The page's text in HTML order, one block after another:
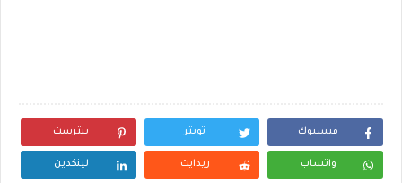
فيسبوك تويتر بنترست
واتساب ريدايت لينكدين